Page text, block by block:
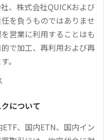
、株式会社QUICKおよび
を負うものではありませ
営業に利用することはも
で加工、再利用および再
。
について
、国内ETN、国内イン